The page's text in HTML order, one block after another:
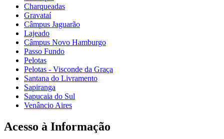
Charqueadas
Gravataí
Câmpus Jaguarão
Lajeado
Câmpus Novo Hamburgo
Passo Fundo
Pelotas
Pelotas - Visconde da Graça
Santana do Livramento
Sapiranga
Sapucaia do Sul
Venâncio Aires
Acesso à Informação